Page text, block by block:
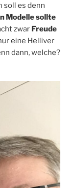
soll es denn
Modelle sollte
zwar Freude
eine Helliver
dann, welche?